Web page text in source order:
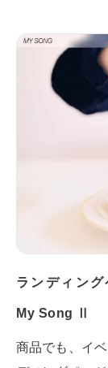
ランディング
My Song Ⅱ
商品でも、イ